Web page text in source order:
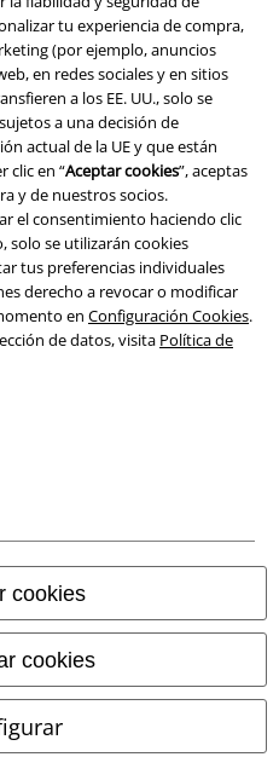
tu experiencia de compra,
(por ejemplo, anuncios
en redes sociales y en sitios
a los EE. UU., solo se
a una decisión de
actual de la UE y que están
clic en “Aceptar cookies”, aceptas
y de nuestros socios.
el consentimiento haciendo clic
solo se utilizarán cookies
tus preferencias individuales
derecho a revocar o modificar
en Configuración Cookies.
de datos, visita Política de
cookies
cookies
del medioambiente
HGmbH